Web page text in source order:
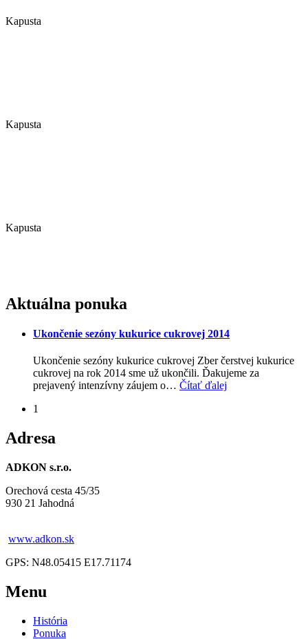
Kapusta
Kapusta
Kapusta
Aktuálna ponuka
Ukončenie sezóny kukurice cukrovej 2014
Ukončenie sezóny kukurice cukrovej Zber čerstvej kukurice
cukrovej na rok 2014 sme už ukončili. Ďakujeme za
prejavený intenzívny záujem o… Čítať ďalej
1
Adresa
ADKON s.r.o.
Orechová cesta 45/35
930 21 Jahodná
www.adkon.sk
GPS: N48.05415 E17.71174
Menu
História
Ponuka